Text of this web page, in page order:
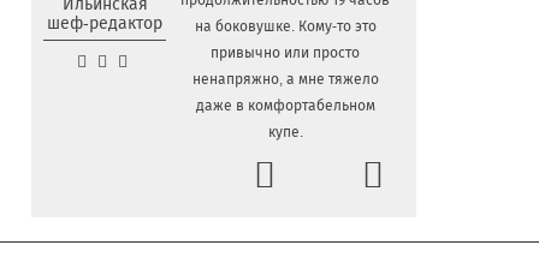
6.08.2026 17:17 «Территория талантов»
открылась для 122 школьников из
Алчевска в Вологодской области
Сельские труженики
Тотемского округа получат жилье с
Ильинская
шеф-редактор
на боковушке. Кому-то это
привычно или просто
ненапряжно, а мне тяжело
даже в комфортабельном
купе.